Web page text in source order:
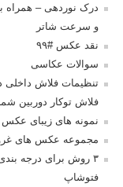
و سرعت شاتر
نقد عکس #۹۹
سوالات عکاسی
تنظیمات فلاش داخلی
فلاش توکار دوربین
نمونه های زیبای
مجموعه عکس های
۳ روش برای درجه
فتوشاپ